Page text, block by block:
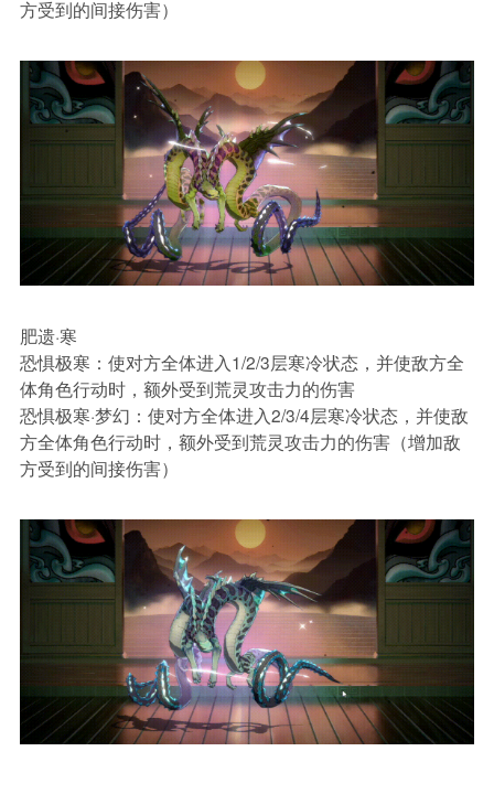
方受到的间接伤害）
肥遗·寒
恐惧极寒： 使对方全体进入1/2/3层寒冷状态，并使敌方全
体角色行动时，额外受到荒灵攻击力的伤害
恐惧极寒·梦幻： 使对方全体进入2/3/4层寒冷状态，并使敌
方全体角色行动时，额外受到荒灵攻击力的伤害（增加敌
方受到的间接伤害）